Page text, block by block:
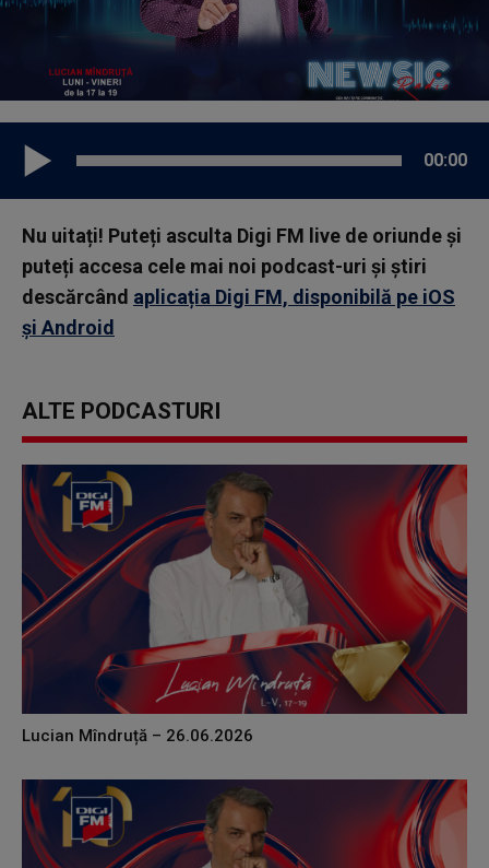
00:00
Nu uitați! Puteți asculta Digi FM live de oriunde și
puteți accesa cele mai noi podcast-uri și știri
descărcând aplicația Digi FM, disponibilă pe iOS
și Android
ALTE PODCASTURI
Lucian Mîndruță – 26.06.2026